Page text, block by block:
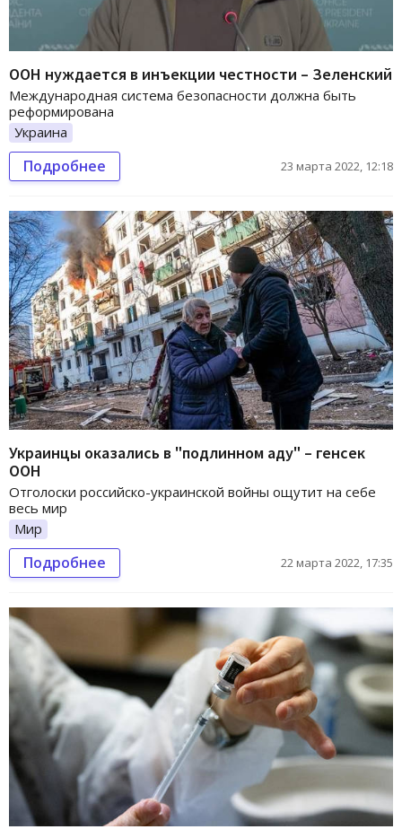
ООН нуждается в инъекции честности – Зеленский
Международная система безопасности должна быть
реформирована
Украина
Подробнее 23 марта 2022, 12:18
Украинцы оказались в "подлинном аду" – генсек
ООН
Отголоски российско-украинской войны ощутит на себе
весь мир
Мир
Подробнее 22 марта 2022, 17:35